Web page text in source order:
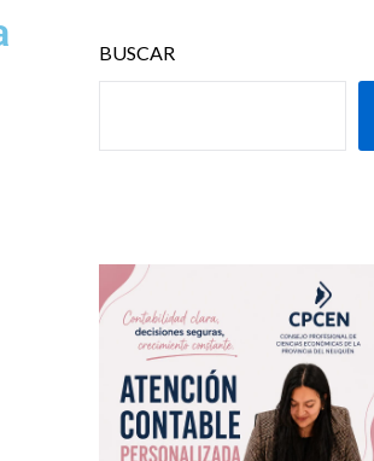
BUSCAR